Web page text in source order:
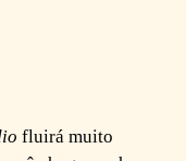
fluirá muito